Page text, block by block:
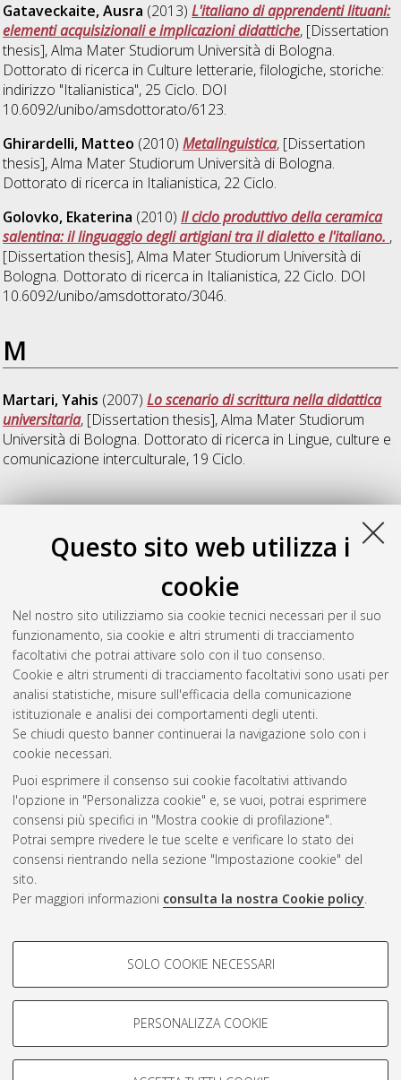
Questo sito web utilizza i
cookie
Nel nostro sito utilizziamo sia cookie tecnici necessari per il suo
funzionamento, sia cookie e altri strumenti di tracciamento
facoltativi che potrai attivare solo con il tuo consenso.
Cookie e altri strumenti di tracciamento facoltativi sono usati per
analisi statistiche, misure sull'efficacia della comunicazione
istituzionale e analisi dei comportamenti degli utenti.
Se chiudi questo banner continuerai la navigazione solo con i
cookie necessari.
Puoi esprimere il consenso sui cookie facoltativi attivando
l'opzione in "Personalizza cookie" e, se vuoi, potrai esprimere
consensi più specifici in "Mostra cookie di profilazione".
Potrai sempre rivedere le tue scelte e verificare lo stato dei
consensi rientrando nella sezione "Impostazione cookie" del
sito.
Per maggiori informazioni consulta la nostra Cookie policy.
COOKIE DI PROFILAZIONE -
Si tratta di cookie utilizzati per analizzare le caratteristiche della
navigazione degli utenti, creare profili in base al loro comportamento
Mostra cookie di profilazione
SOLO COOKIE NECESSARI
PERSONALIZZA COOKIE
Gataveckaite, Ausra (2013)L'italiano di apprendenti lituani:
elementi acquisizionali e implicazioni didattiche, [Dissertation
thesis], Alma Mater Studiorum Università di Bologna.
Dottorato di ricerca in Culture letterarie, filologiche, storiche:
indirizzo "Italianistica", 25 Ciclo. DOI
10.6092/unibo/amsdottorato/6123.
Ghirardelli, Matteo (2010)Metalinguistica, [Dissertation
thesis], Alma Mater Studiorum Università di Bologna.
Dottorato di ricerca in Italianistica, 22 Ciclo.
Golovko, Ekaterina (2010)Il ciclo produttivo della ceramica
salentina: il linguaggio degli artigiani tra il dialetto e l'italiano. ,
[Dissertation thesis], Alma Mater Studiorum Università di
Bologna. Dottorato di ricerca in Italianistica, 22 Ciclo. DOI
10.6092/unibo/amsdottorato/3046.
M
Martari, Yahis (2007)Lo scenario di scrittura nella didattica
universitaria, [Dissertation thesis], Alma Mater Studiorum
Università di Bologna. Dottorato di ricerca in Lingue, culture e
comunicazione interculturale, 19 Ciclo.
N
Nicolini, Francesco(2011)Testualità, retorica, brevità. Per
una lettura di testi di Giorgio Caproni, [Dissertation thesis],
Alma Mater Studiorum Università di Bologna. Dottorato di
ricerca inItalianistica, 22 Ciclo. DOI
10.6092/unibo/amsdottorato/3928.
Questa lista e' stata generata il Wed Aug 5 20:47:14 2026
Atom
Rss 1.0
Rss 2.0
ISSN: 2038-7946
Impostazioni Cookie
Informativa sulla privacy
Condizioni d’uso del sito